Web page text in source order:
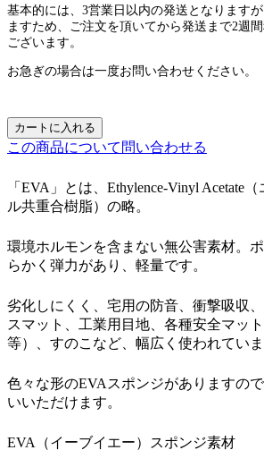
基本的には、3営業日以内の発送となります
ますため、ご注文を頂いてから発送まで2週
ございます。
お急ぎの場合は一度お問い合わせください。
カートに入れる
この商品について問い合わせる
「EVA」とは、Ethylence-Vinyl Acetate
ル共重合樹脂）の略。
環境ホルモンを含まない無公害素材。
らかく弾力があり、軽量です。
劣化しにくく、宅用の防音、衝撃吸収
スマット、工業用目地、各種安全マッ
等）、すのこなど、幅広く使われていま
色々な形のEVAスポンジがありますの
いいただけます。
EVA（イーブイエー）スポンジ素材